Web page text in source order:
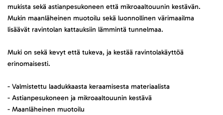
mukista sekä astianpesukoneen että mikroaaltouunin kestävän.
Mukin maanläheinen muotoilu sekä luonnollinen värimaailma
lisäävät ravintolan kattauksiin lämmintä tunnelmaa.
Muki on sekä kevyt että tukeva, ja kestää ravintolakäyttöä
erinomaisesti.
- Valmistettu laadukkaasta keraamisesta materiaalista
- Astianpesukoneen ja mikroaaltouunin kestävä
- Maanläheinen muotoilu